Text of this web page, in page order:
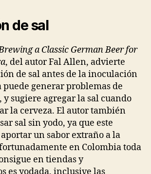
de sal
a Classic German Beer for
, del autor Fal Allen, advierte
de sal antes de la inoculación
puede generar problemas de
sugiere agregar la sal cuando
la cerveza. El autor también
sal sin yodo, ya que este
un sabor extraño a la
en Colombia toda
en tiendas y
es yodada, inclusive las